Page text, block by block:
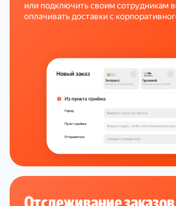
или подключить своим сотрудникам
оплачивать доставки с